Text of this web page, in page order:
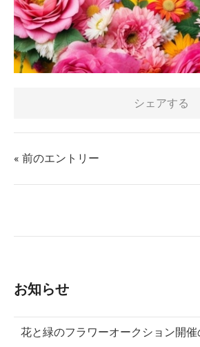
シェアする
« 前のエントリー
お知らせ
花と緑のフラワーオークション開